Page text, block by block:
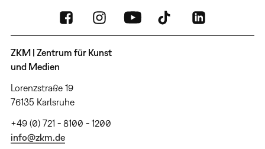
ZKM | Zentrum für Kunst
und Medien
Lorenzstraße 19
76135 Karlsruhe
+49 (0) 721 - 8100 - 1200
info@zkm.de